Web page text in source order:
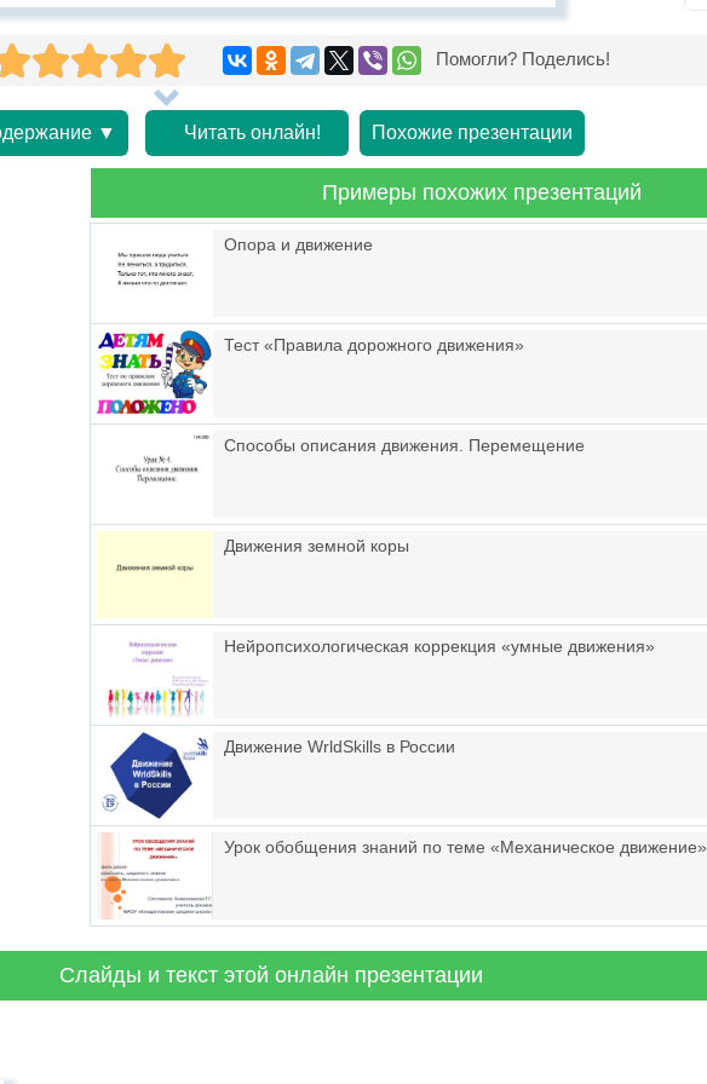
Помогли? Поделись!
▼ Читать онлайн! Похожие презентации
Примеры похожих презентаций
Опора и движение
Тест «Правила дорожного движения»
Способы описания движения. Перемещение
Движения земной коры
Нейропсихологическая коррекция «умные движения»
Движение WrldSkills в России
Урок обобщения знаний по теме «Механическое движение»
Слайды и текст этой онлайн презентации